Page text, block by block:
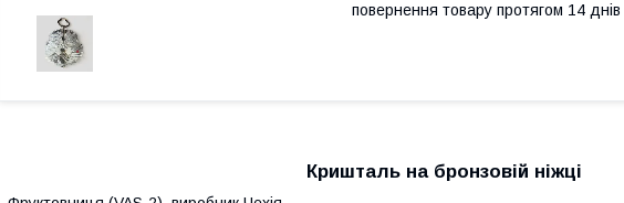
повернення товару протягом 14 днів
Кришталь на бронзовій ніжці